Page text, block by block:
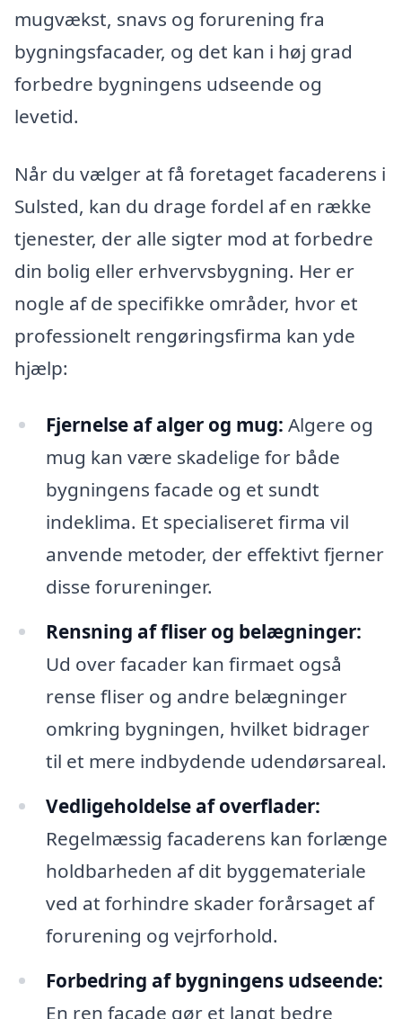
mugvækst, snavs og forurening fra
bygningsfacader, og det kan i høj grad
forbedre bygningens udseende og
levetid.
Når du vælger at få foretaget facaderens i
Sulsted, kan du drage fordel af en række
tjenester, der alle sigter mod at forbedre
din bolig eller erhvervsbygning. Her er
nogle af de specifikke områder, hvor et
professionelt rengøringsfirma kan yde
hjælp:
Fjernelse af alger og mug: Algere og
mug kan være skadelige for både
bygningens facade og et sundt
indeklima. Et specialiseret firma vil
anvende metoder, der effektivt fjerner
disse forureninger.
Rensning af fliser og belægninger:
Ud over facader kan firmaet også
rense fliser og andre belægninger
omkring bygningen, hvilket bidrager
til et mere indbydende udendørsareal.
Vedligeholdelse af overflader:
Regelmæssig facaderens kan forlænge
holdbarheden af dit byggemateriale
ved at forhindre skader forårsaget af
forurening og vejrforhold.
Forbedring af bygningens udseende:
En ren facade gør et langt bedre